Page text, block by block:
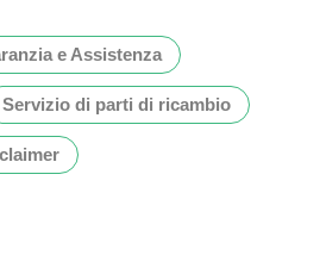
e Assistenza
Servizio di parti di ricambio